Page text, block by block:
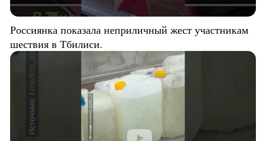
Россиянка показала неприличный жест участникам
шествия в Тбилиси.